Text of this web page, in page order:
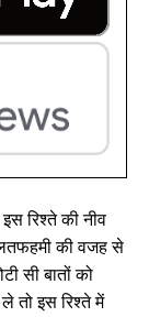
इस रिश्ते की नीव
की वजह से
सी बातों को
तो इस रिश्ते में